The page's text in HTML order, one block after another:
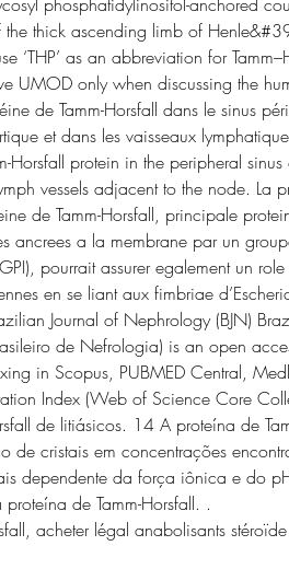
the thick ascending limb of
‘THP’ as an abbreviation for
UMOD only when discussing the
de Tamm-Horsfall dans le sinus
et dans les vaisseaux
Horsfall protein in the peripheral
vessels adjacent to the node. La
de Tamm-Horsfall, principale
ancrees a la membrane par un
pourrait assurer egalement un
en se liant aux fimbriae
Journal of Nephrology (BJN)
de Nefrologia) is an open
in Scopus, PUBMED Central,
Index (Web of Science Core
de litiásicos. 14 A proteína de
de cristais em concentrações
dependente da força iônica e do
de Tamm-Horsfall. .
acheter légal anabolisants